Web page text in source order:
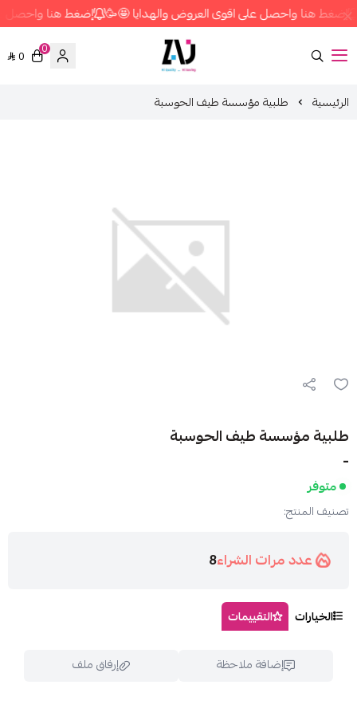
إضغط هنا واحصل على اقوى العروض والهدايا 🤩🥳 إضغط هنا واحصل
متجر زاج ستور
0
0
الرئيسية طلبية مؤسسة طيف الحوسبة
طلبية مؤسسة طيف الحوسبة
-
متوفر
تصنيف المنتج:
عدد مرات الشراء8
الخيارات التقييمات
إضافة ملاحظة إرفاق ملف